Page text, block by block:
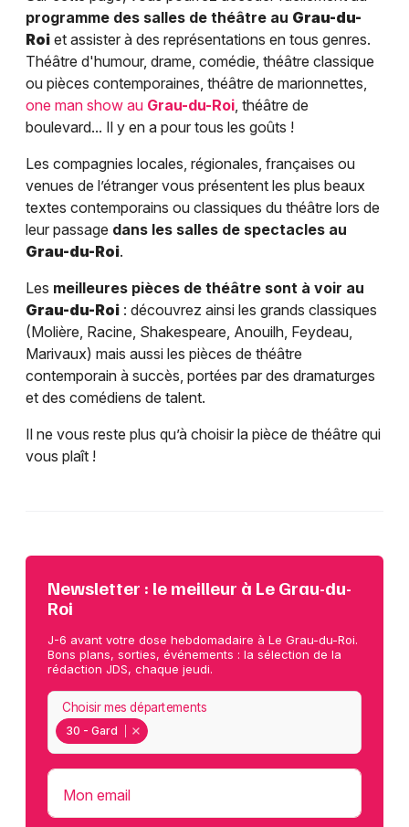
programme des salles de théâtre au Grau-du-
Roi et assister à des représentations en tous genres.
Théâtre d'humour, drame, comédie, théâtre classique
ou pièces contemporaines, théâtre de marionnettes,
one man show au Grau-du-Roi, théâtre de
boulevard... Il y en a pour tous les goûts !
Les compagnies locales, régionales, françaises ou
venues de l’étranger vous présentent les plus beaux
textes contemporains ou classiques du théâtre lors de
leur passage dans les salles de spectacles au
Grau-du-Roi.
Les meilleures pièces de théâtre sont à voir au
Grau-du-Roi : découvrez ainsi les grands classiques
(Molière, Racine, Shakespeare, Anouilh, Feydeau,
Marivaux) mais aussi les pièces de théâtre
contemporain à succès, portées par des dramaturges
et des comédiens de talent.
Il ne vous reste plus qu’à choisir la pièce de théâtre qui
vous plaît !
Newsletter : le meilleur à Le Grau-du-
Roi
J-6 avant votre dose hebdomadaire à Le Grau-du-Roi.
Bons plans, sorties, événements : la sélection de la
rédaction JDS, chaque jeudi.
30 - Gard
Choisir mes départements
Mon email